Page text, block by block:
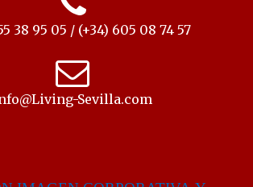
38 95 05 / (+34) 605 08 74 57
Sevilla.com